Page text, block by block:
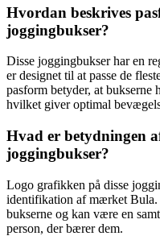
Hvordan beskrives
joggingbukser?
Disse joggingbukser har en
er designet til at passe de
pasform betyder, at bukserne
hvilket giver optimal
Hvad er betydningen
joggingbukser?
Logo grafikken på disse
identifikation af mærket
bukserne og kan være en
person, der bærer dem.